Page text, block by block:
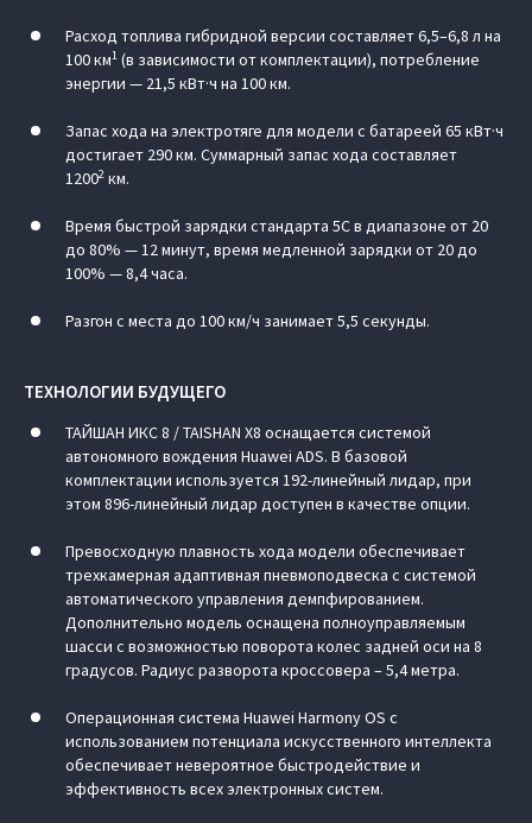
Расход топлива гибридной версии составляет 6,5–6,8 л на
100 км1 (в зависимости от комплектации), потребление
энергии — 21,5 кВт·ч на 100 км.
Запас хода на электротяге для модели с батареей 65 кВт·ч
достигает 290 км. Суммарный запас хода составляет
12002 км.
Время быстрой зарядки стандарта 5С в диапазоне от 20
до 80% — 12 минут, время медленной зарядки от 20 до
100% — 8,4 часа.
Разгон с места до 100 км/ч занимает 5,5 секунды.
ТЕХНОЛОГИИ БУДУЩЕГО
ТАЙШАН ИКС 8 / TAISHAN X8 оснащается системой
автономного вождения Huawei ADS. В базовой
комплектации используется 192-линейный лидар, при
этом 896-линейный лидар доступен в качестве опции.
Превосходную плавность хода модели обеспечивает
трехкамерная адаптивная пневмоподвеска с системой
автоматического управления демпфированием.
Дополнительно модель оснащена полноуправляемым
шасси с возможностью поворота колес задней оси на 8
градусов. Радиус разворота кроссовера – 5,4 метра.
Операционная система Huawei Harmony OS с
использованием потенциала искусственного интеллекта
обеспечивает невероятное быстродействие и
эффективность всех электронных систем.